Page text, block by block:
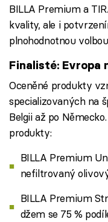
BILLA Premium a
kvality, ale i
plnohodnotnou
Finalisté: Evropa
Oceněné produkty
specializovaných na
Belgii až po
produkty:
BILLA Premium
nefiltrovaný
BILLA Premium
džem se 75 %